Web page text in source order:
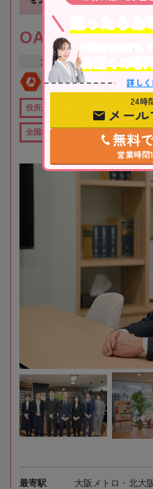
OAG税理士法人
大阪府
全国対応 初回
役所から近い
全国出張対応可 女性税理士在籍
最寄駅 大阪メトロ・北大
不動産や株式等、
お近くの専
詳し
24時
メー
無料
営業時間